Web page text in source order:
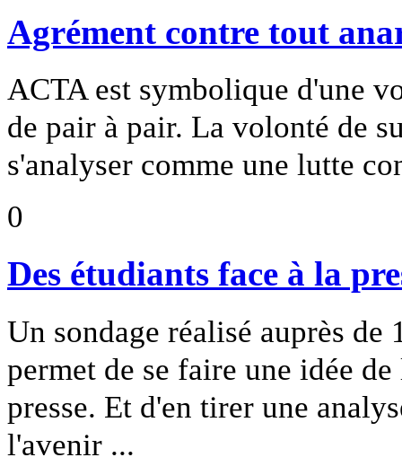
Agrément contre tout
ACTA est symbolique d'une
de pair à pair. La volonté de
s'analyser comme une lutte
0
Des étudiants face à la
Un sondage réalisé auprès
permet de se faire une idée
presse. Et d'en tirer une
l'avenir ...